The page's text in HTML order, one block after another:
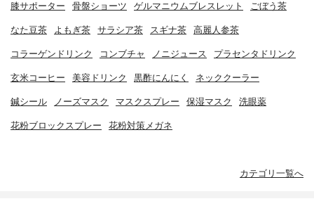
膝サポーター 骨盤ショーツ ゲルマニウムブレスレット ごぼう茶
なた豆茶 よもぎ茶 サラシア茶 スギナ茶 高麗人参茶
コラーゲンドリンク コンブチャ ノニジュース プラセンタドリンク
玄米コーヒー 美容ドリンク 黒酢にんにく ネッククーラー
鍼シール ノーズマスク マスクスプレー 保湿マスク 洗眼薬
花粉ブロックスプレー 花粉対策メガネ
カテゴリ一覧へ